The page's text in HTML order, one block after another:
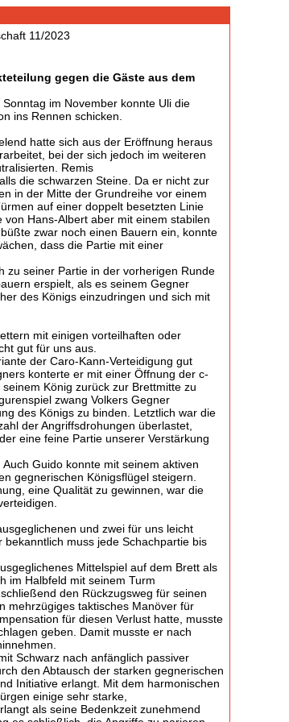
gegen die Gäste aus dem
im November konnte Uli die
ins Rennen schicken.
hatte sich aus der Eröffnung heraus
bei der sich jedoch im weiteren
Remis
die schwarzen Steine. Da er nicht zur
in der Mitte der Grundreihe vor einem
auf einer doppelt besetzten Linie
Hans-Albert aber mit einem stabilen
zwar noch einen Bauern ein, konnte
dass die Partie mit einer
zu seiner Partie in der vorherigen Runde
erspielt, als es seinem Gegner
des Königs einzudringen und sich mit
mit einigen vorteilhaften oder
gut für uns aus.
der Caro-Kann-Verteidigung gut
konterte er mit einer Öffnung der c-
König zurück zur Brettmitte zu
zwang Volkers Gegner
des Königs zu binden. Letztlich war die
der Angriffsdrohungen überlastet,
eine feine Partie unserer Verstärkung
Guido konnte mit seinem aktiven
gegnerischen Königsflügel steigern.
eine Qualität zu gewinnen, war die
und zwei für uns leicht
muss jede Schachpartie bis
Mittelspiel auf dem Brett als
im Halbfeld mit seinem Turm
den Rückzugsweg für seinen
mehrzügiges taktisches Manöver für
für diesen Verlust hatte, musste
geben. Damit musste er nach
Schwarz nach anfänglich passiver
den Abtausch der starken gegnerischen
Initiative erlangt. Mit dem harmonischen
einige sehr starke,
als seine Bedenkzeit zunehmend